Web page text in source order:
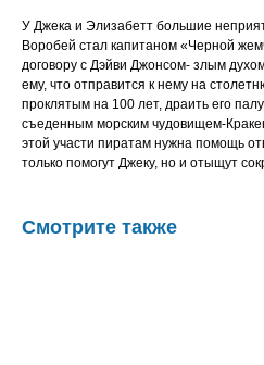
У Джека и Элизабетт большие
Воробей стал капитаном «Черной
договору с Дэйви Джонсом- злым
ему, что отправится к нему на
проклятым на 100 лет, драить его
съеденным морским чудовищем-
этой участи пиратам нужна помощь
только помогут Джеку, но и отыщут
Смотрите также